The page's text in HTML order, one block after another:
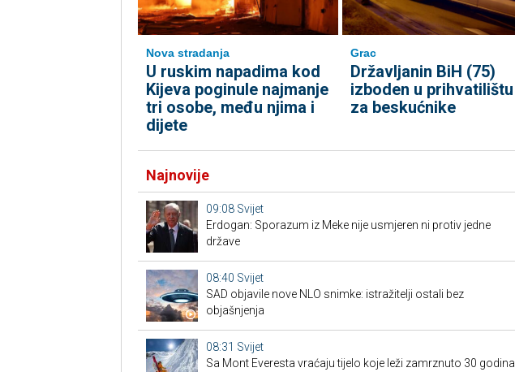
Nova stradanja
U ruskim napadima kod
Kijeva poginule najmanje
tri osobe, među njima i
dijete
Grac
Državljanin BiH (75)
izboden u prihvatilištu
za beskućnike
Najnovije
09:08 Svijet
Erdogan: Sporazum iz Meke nije usmjeren ni protiv jedne
države
08:40 Svijet
SAD objavile nove NLO snimke: istražitelji ostali bez
objašnjenja
08:31 Svijet
Sa Mont Everesta vraćaju tijelo koje leži zamrznuto 30 godina